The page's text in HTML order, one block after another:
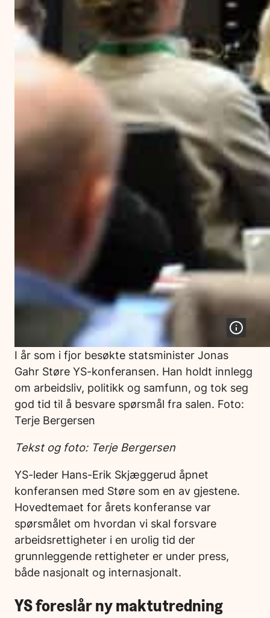
I år som i fjor besøkte statsminister Jonas
Gahr Støre YS-konferansen. Han holdt innlegg
om arbeidsliv, politikk og samfunn, og tok seg
god tid til å besvare spørsmål fra salen. Foto:
Terje Bergersen
Tekst og foto: Terje Bergersen
YS-leder Hans-Erik Skjæggerud åpnet
konferansen med Støre som en av gjestene.
Hovedtemaet for årets konferanse var
spørsmålet om hvordan vi skal forsvare
arbeidsrettigheter i en urolig tid der
grunnleggende rettigheter er under press,
både nasjonalt og internasjonalt.
YS foreslår ny maktutredning